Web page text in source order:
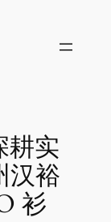
耕实
汉裕
衫